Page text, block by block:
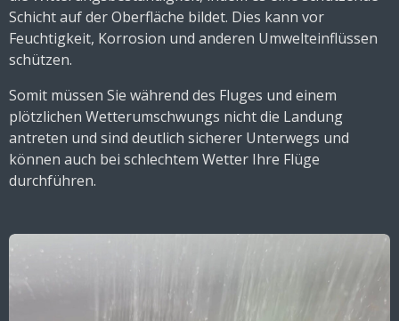
Schicht auf der Oberfläche bildet. Dies kann vor
Feuchtigkeit, Korrosion und anderen Umwelteinflüssen
schützen.
Somit müssen Sie während des Fluges und einem
plötzlichen Wetterumschwungs nicht die Landung
antreten und sind deutlich sicherer Unterwegs und
können auch bei schlechtem Wetter Ihre Flüge
durchführen.